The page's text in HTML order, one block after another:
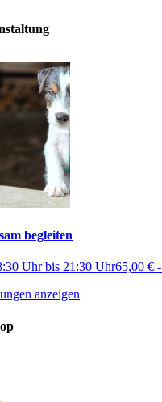
begleiten
Uhrbis 21:30 Uhr65,00 € -
anzeigen